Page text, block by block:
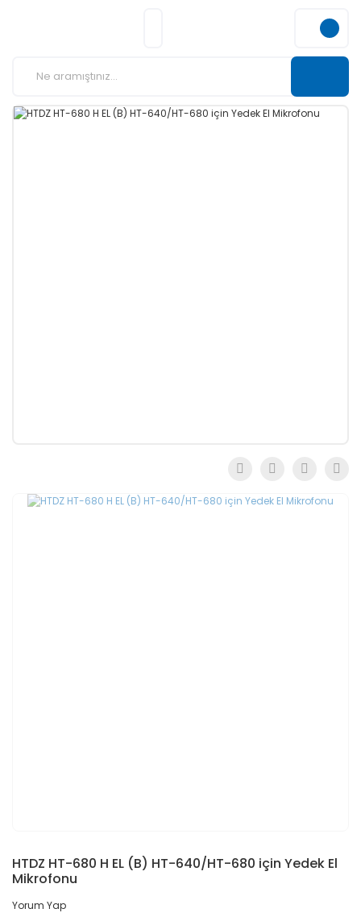
HTDZ HT-680 H EL (B) HT-640/HT-680 için Yedek El
Mikrofonu
Yorum Yap